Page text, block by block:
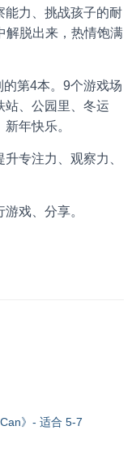
能力、挑战孩子的耐
解脱出来，热情饱满
的第4本。9个游戏场
站、公园里、冬运
年快乐。
专注力、观察力、
戏、分享。
》- 适合 5-7